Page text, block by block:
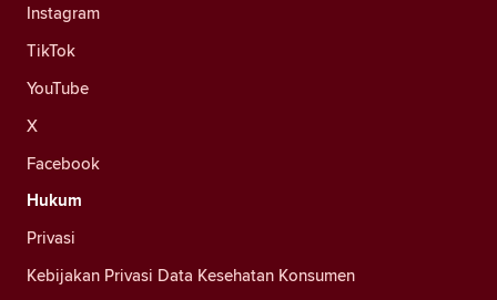
Instagram
TikTok
YouTube
X
Facebook
Hukum
Privasi
Kebijakan Privasi Data Kesehatan Konsumen